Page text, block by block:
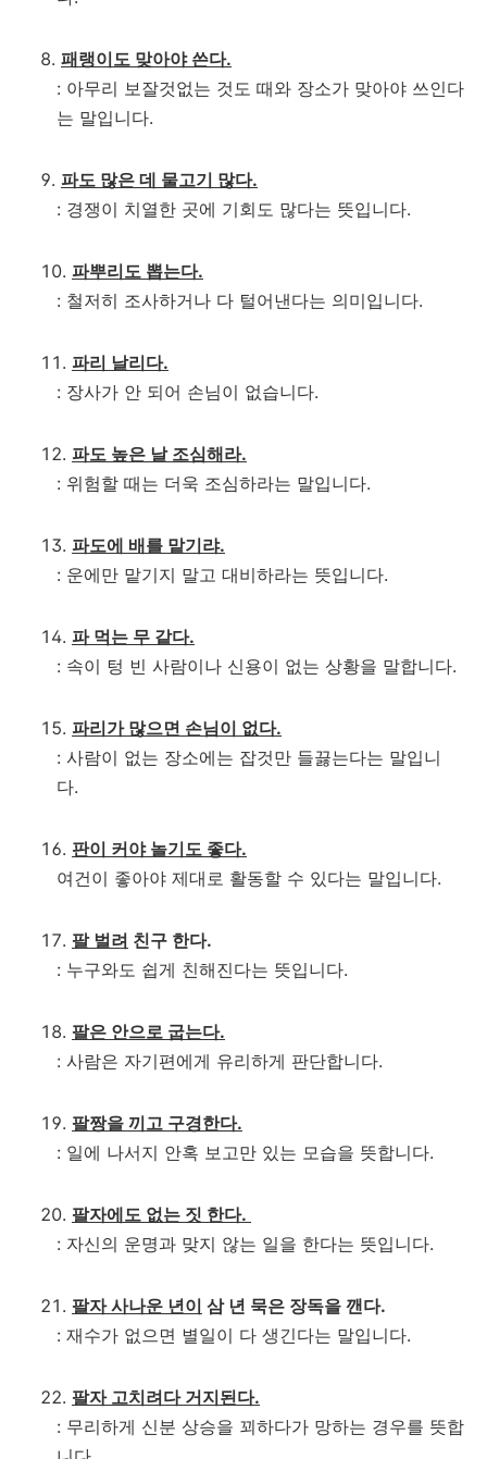
패랭이도 맞아야 쓴다.
: 아무리 보잘것없는 것도 때와 장소가 맞아야 쓰인다
는 말입니다.
파도 많은 데 물고기 많다.
: 경쟁이 치열한 곳에 기회도 많다는 뜻입니다.
파뿌리도 뽑는다.
: 철저히 조사하거나 다 털어낸다는 의미입니다.
파리 날리다.
: 장사가 안 되어 손님이 없습니다.
파도 높은 날 조심해라.
: 위험할 때는 더욱 조심하라는 말입니다.
파도에 배를 맡기랴.
: 운에만 맡기지 말고 대비하라는 뜻입니다.
파 먹는 무 같다.
: 속이 텅 빈 사람이나 신용이 없는 상황을 말합니다.
파리가 많으면 손님이 없다.
: 사람이 없는 장소에는 잡것만 들끓는다는 말입니
다.
판이 커야 놀기도 좋다.
여건이 좋아야 제대로 활동할 수 있다는 말입니다.
팔 벌려 친구 한다.
: 누구와도 쉽게 친해진다는 뜻입니다.
팔은 안으로 굽는다.
: 사람은 자기편에게 유리하게 판단합니다.
팔짱을 끼고 구경한다.
: 일에 나서지 안혹 보고만 있는 모습을 뜻합니다.
팔자에도 없는 짓 한다.
: 자신의 운명과 맞지 않는 일을 한다는 뜻입니다.
팔자 사나운 년이 삼 년 묵은 장독을 깬다.
: 재수가 없으면 별일이 다 생긴다는 말입니다.
팔자 고치려다 거지된다.
: 무리하게 신분 상승을 꾀하다가 망하는 경우를 뜻합